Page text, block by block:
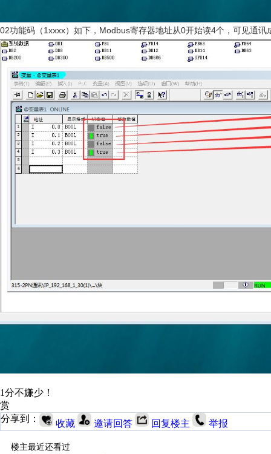
02功能码（1xxxx）如下，Modbus寄存器地址从0开始读4个，可见通讯
1分不嫌少！
赏
分享到：
收藏 邀请回答 回复楼主 举报
楼主最近还看过